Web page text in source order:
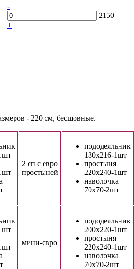
-
+
2150
- 220 см, бесшовные.
2 сп с евро
простыней
пододеяльник
180х216-1шт
простыня
220х240-1шт
наволочка
70х70-2шт
мини-евро
пододеяльник
200х220-1шт
простыня
220х240-1шт
наволочка
70х70-2шт